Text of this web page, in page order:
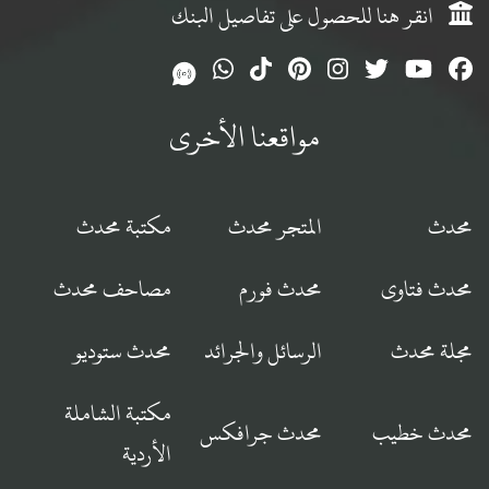
انقر هنا للحصول على تفاصيل البنك
مواقعنا الأخرى
محدث المتجر محدث
مكتبة محدث
محدث فتاوى
محدث فورم
مصاحف محدث
مجلة محدث
الرسائل والجرائد محدث ستوديو
محدث خطيب محدث جرافكس
مكتبة الشاملة
الأردية